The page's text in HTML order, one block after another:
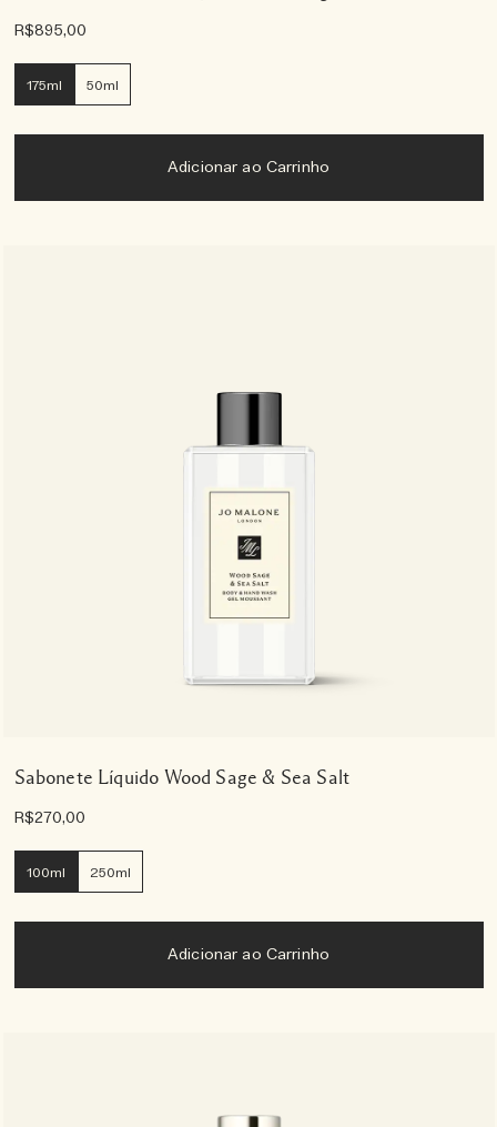
R$895,00
175ml 50ml
Adicionar ao Carrinho
Sabonete Líquido Wood Sage & Sea Salt
R$270,00
100ml 250ml
Adicionar ao Carrinho